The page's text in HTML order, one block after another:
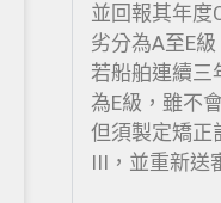
並回報其年度
劣分為A至E
若船舶連續三
為E級，雖不
但須製定矯正
III，並重新送